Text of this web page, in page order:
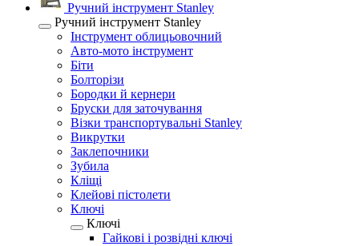
Ручний інструмент Stanley
Ручний інструмент Stanley
Інструмент облицьовочний
Авто-мото інструмент
Біти
Болторізи
Бородки й кернери
Бруски для заточування
Візки транспортувальні Stanley
Викрутки
Заклепочники
Зубила
Кліщі
Клейові пістолети
Ключі
Ключі
Гайкові і розвідні ключі